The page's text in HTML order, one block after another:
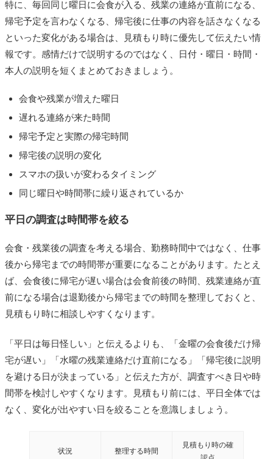
特に、毎回同じ曜日に会食が入る、残業の連絡が直前になる、
帰宅予定を言わなくなる、帰宅後に仕事の内容を話さなくなる
といった変化がある場合は、見積もり時に優先して伝えたい情
報です。感情だけで説明するのではなく、日付・曜日・時間・
本人の説明を短くまとめておきましょう。
会食や残業が増えた曜日
遅れる連絡が来た時間
帰宅予定と実際の帰宅時間
帰宅後の説明の変化
スマホの扱いが変わるタイミング
同じ曜日や時間帯に繰り返されているか
平日の調査は時間帯を絞る
会食・残業後の調査を考える場合、勤務時間中ではなく、仕事
後から帰宅までの時間帯が重要になることがあります。たとえ
ば、会食後に帰宅が遅い場合は会食前後の時間、残業連絡が直
前になる場合は退勤後から帰宅までの時間を整理しておくと、
見積もり時に相談しやすくなります。
「平日は毎日怪しい」と伝えるよりも、「金曜の会食後だけ帰
宅が遅い」「水曜の残業連絡だけ直前になる」「帰宅後に説明
を避ける日が決まっている」と伝えた方が、調査すべき日や時
間帯を検討しやすくなります。見積もり前には、平日全体では
なく、変化が出やすい日を絞ることを意識しましょう。
状況 整理する時間
見積もり時の確